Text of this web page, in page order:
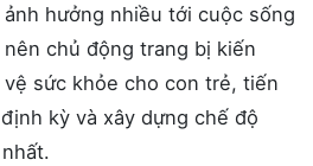
hưởng nhiều tới cuộc sống
chủ động trang bị kiến
sức khỏe cho con trẻ, tiến
kỳ và xây dựng chế độ